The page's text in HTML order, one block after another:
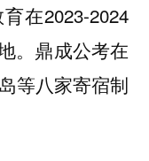
在2023-2024
。鼎成公考在
等八家寄宿制